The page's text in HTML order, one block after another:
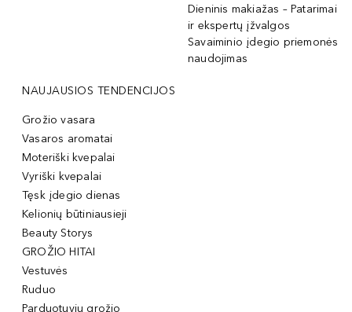
Dieninis makiažas – Patarimai
ir ekspertų įžvalgos
Savaiminio įdegio priemonės
naudojimas
NAUJAUSIOS TENDENCIJOS
Grožio vasara
Vasaros aromatai
Moteriški kvepalai
Vyriški kvepalai
Tęsk įdegio dienas
Kelionių būtiniausieji
Beauty Storys
GROŽIO HITAI
Vestuvės
Ruduo
Parduotuvių grožio